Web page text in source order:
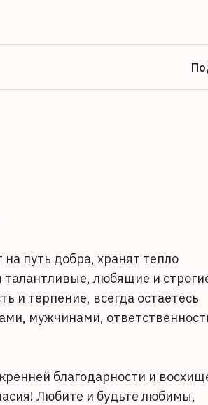
путь добра, хранят тепло
любящие и
и терпение, всегда остаетесь
мужчинами,
благодарности и
Любите и будьте любимы,